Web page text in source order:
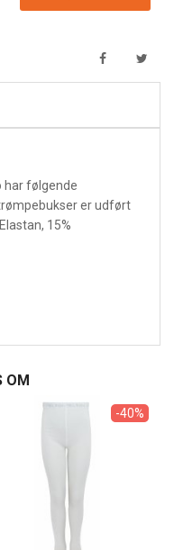
har følgende
er udført
15%
OM
-40%